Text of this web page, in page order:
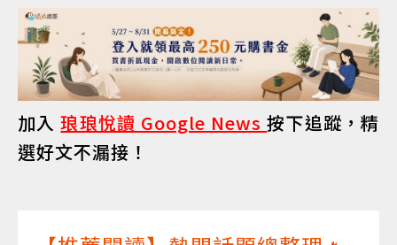
加入琅琅悅讀 Google News按下追蹤，精
選好文不漏接！